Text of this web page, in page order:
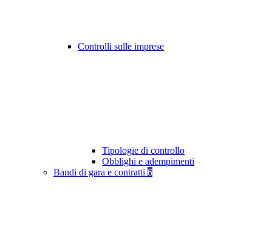
Controlli sulle imprese
Tipologie di controllo
Obblighi e adempimenti
Bandi di gara e contratti 6